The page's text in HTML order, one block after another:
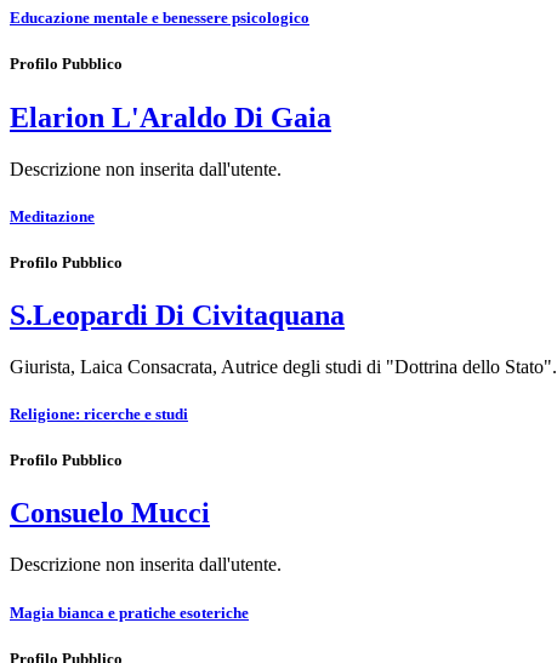
Educazione mentale e benessere psicologico
Profilo Pubblico
Elarion L'Araldo Di Gaia
Descrizione non inserita dall'utente.
Meditazione
Profilo Pubblico
S.Leopardi Di Civitaquana
Giurista, Laica Consacrata, Autrice degli studi di "Dottrina dello Stato".
Religione: ricerche e studi
Profilo Pubblico
Consuelo Mucci
Descrizione non inserita dall'utente.
Magia bianca e pratiche esoteriche
Profilo Pubblico